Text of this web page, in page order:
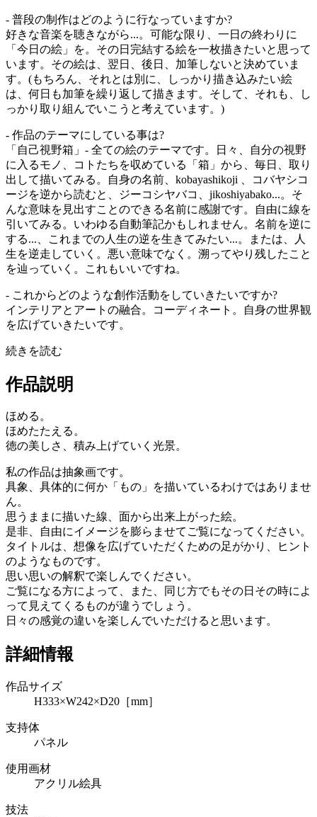
- 普段の制作はどのように行なっていますか?
好きな音楽を聴きながら...。可能な限り、一日の終わりに
「今日の絵」を。その日完結する絵を一枚描きたいと思って
います。その絵は、翌日、後日、加筆しないと決めていま
す。(もちろん、それとは別に、しっかり描き込みたい絵
は、何日も加筆を繰り返して描きます。そして、それも、し
っかり取り組んでいこうと考えています。)
- 作品のテーマにしている事は?
「自己視野箱」- 全ての絵のテーマです。日々、自分の視野
に入るモノ、コトたちを収めている「箱」から、毎日、取り
出して描いてみる。自身の名前、kobayashikoji 、コバヤシコ
ージを逆から読むと、ジーコシヤバコ、jikoshiyabako...。そ
んな意味を見出すことのできる名前に感謝です。自由に線を
引いてみる。いわゆる自動筆記かもしれません。名前を逆に
する...、これまでの人生の逆を生きてみたい...。または、人
生を逆走していく。悪い意味でなく。溯ってやり残したこと
を辿っていく。これもいいですね。
- これからどのような創作活動をしていきたいですか?
インテリアとアートの融合。コーディネート。自身の世界観
を広げていきたいです。
続きを読む
作品説明
ほめる。
ほめたたえる。
徳の美しさ、積み上げていく光景。
私の作品は抽象画です。
具象、具体的に何か「もの」を描いているわけではありませ
ん。
思うままに描いた線、面から出来上がった絵。
是非、自由にイメージを膨らませてご覧になってください。
タイトルは、想像を広げていただくための足がかり、ヒント
のようなものです。
思い思いの解釈で楽しんでください。
ご覧になる方によって、また、同じ方でもその日その時によ
って見えてくるものが違うでしょう。
日々の感覚の違いを楽しんでいただけると思います。
詳細情報
作品サイズ
H333×W242×D20［mm］
支持体
パネル
使用画材
アクリル絵具
技法